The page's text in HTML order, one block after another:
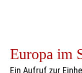
Europa im
Ein Aufruf zur